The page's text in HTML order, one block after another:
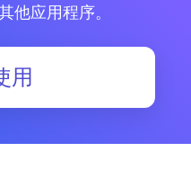
他应用程序。
用